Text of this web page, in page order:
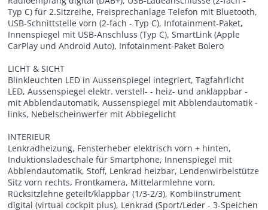
Typ C) für 2.Sitzreihe, Freisprechanlage Telefon mit Bluetooth,
USB-Schnittstelle vorn (2-fach - Typ C), Infotainment-Paket,
Innenspiegel mit USB-Anschluss (Typ C), SmartLink (Apple
CarPlay und Android Auto), Infotainment-Paket Bolero
LICHT & SICHT
Blinkleuchten LED in Aussenspiegel integriert, Tagfahrlicht
LED, Aussenspiegel elektr. verstell- - heiz- und anklappbar -
mit Abblendautomatik, Aussenspiegel mit Abblendautomatik -
links, Nebelscheinwerfer mit Abbiegelicht
INTERIEUR
Lenkradheizung, Fensterheber elektrisch vorn + hinten,
Induktionsladeschale für Smartphone, Innenspiegel mit
Abblendautomatik, Stoff, Lenkrad heizbar, Lendenwirbelstütze
Sitz vorn rechts, Frontkamera, Mittelarmlehne vorn,
Rücksitzlehne geteilt/klappbar (1/3-2/3), Kombiinstrument
digital (virtual cockpit plus), Lenkrad (Sport/Leder - 3-Speichen